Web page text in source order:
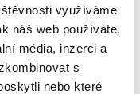
využíváme
náš web používáte,
média, inzerci a
s
nebo které
kontinentální
se totiž o
které je z